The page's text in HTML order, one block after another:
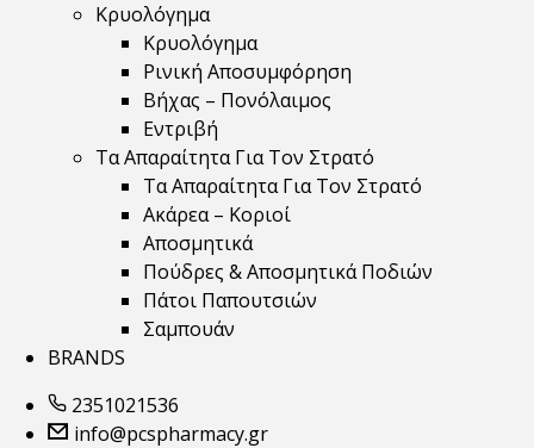
Κρυολόγημα
Κρυολόγημα
Ρινική Αποσυμφόρηση
Βήχας – Πονόλαιμος
Εντριβή
Τα Απαραίτητα Για Τον Στρατό
Τα Απαραίτητα Για Τον Στρατό
Ακάρεα – Κοριοί
Αποσμητικά
Πούδρες & Αποσμητικά Ποδιών
Πάτοι Παπουτσιών
Σαμπουάν
BRANDS
2351021536
info@pcspharmacy.gr